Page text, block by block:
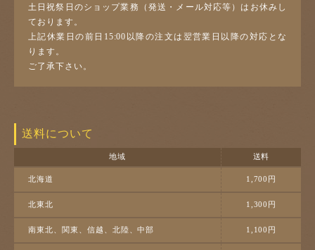
土日祝祭日のショップ業務（発送・メール対応等）はお休みし
ております。
上記休業日の前日15:00以降の注文は翌営業日以降の対応とな
ります。
ご了承下さい。
送料について
地域 送料
北海道 1,700円
北東北 1,300円
南東北、関東、信越、北陸、中部 1,100円